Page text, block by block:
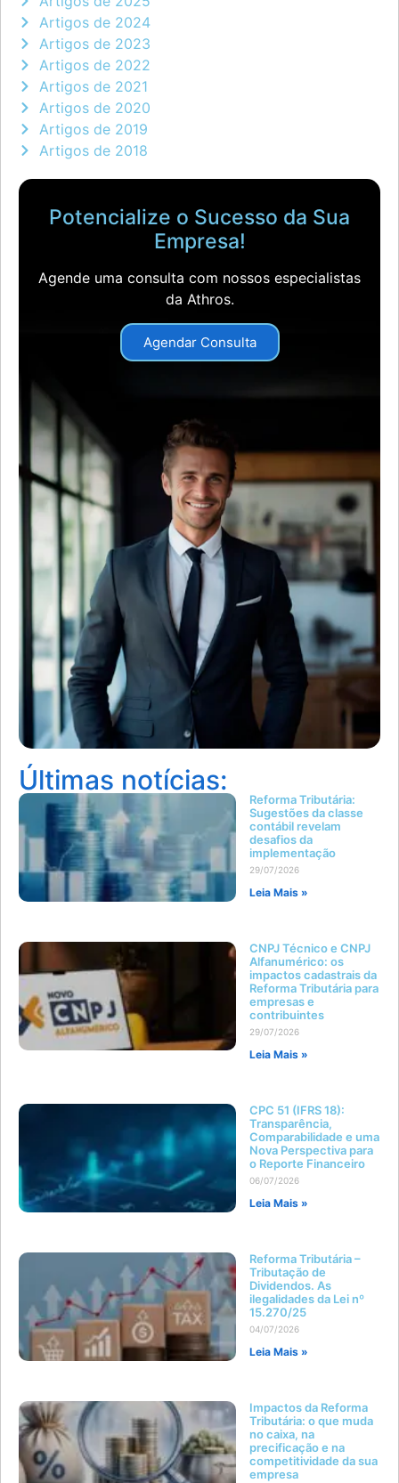
Artigos de 2024
Artigos de 2023
Artigos de 2022
Artigos de 2021
Artigos de 2020
Artigos de 2019
Artigos de 2018
Potencialize o Sucesso da Sua
Empresa!
Agende uma consulta com nossos especialistas
da Athros.
Agendar Consulta
Últimas notícias:
Reforma Tributária:
Sugestões da classe
contábil revelam
desafios da
implementação
29/07/2026
Leia Mais »
CNPJ Técnico e CNPJ
Alfanumérico: os
impactos cadastrais da
Reforma Tributária para
empresas e
contribuintes
29/07/2026
Leia Mais »
CPC 51 (IFRS 18):
Transparência,
Comparabilidade e uma
Nova Perspectiva para
o Reporte Financeiro
06/07/2026
Leia Mais »
Reforma Tributária –
Tributação de
Dividendos. As
ilegalidades da Lei nº
15.270/25
04/07/2026
Leia Mais »
Impactos da Reforma
Tributária: o que muda
no caixa, na
precificação e na
competitividade da sua
empresa